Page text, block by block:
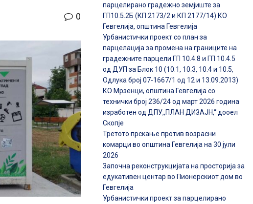
0
парцелирано градежно земјиште за
ГП10.5.2Б (КП 2173/2 и КП 2177/14) КО
Гевгелија, општина Гевгелија
Урбанистички проект со план за
парцелација за промена на границите на
градежните парцели ГП 10.4.8 и ГП 10.4.5
од ДУП за Блок 10 (10.1, 10.3, 10.4 и 10.5,
Одлука број 07-1667/1 од 12 и 13.09.2013)
КО Мрзенци, општина Гевгелија со
технички број 236/24 од март 2026 година
изработен од ДПУ,,ПЛАН ДИЗАЈН,“ дооел
Скопје
Третото прскање против возрасни
комарци во општина Гевгелија на 30 јули
2026
Започна реконструкцијата на просторија за
едукативен центар во Пионерскиот дом во
Гевгелија
Урбанистички проект за парцелирано